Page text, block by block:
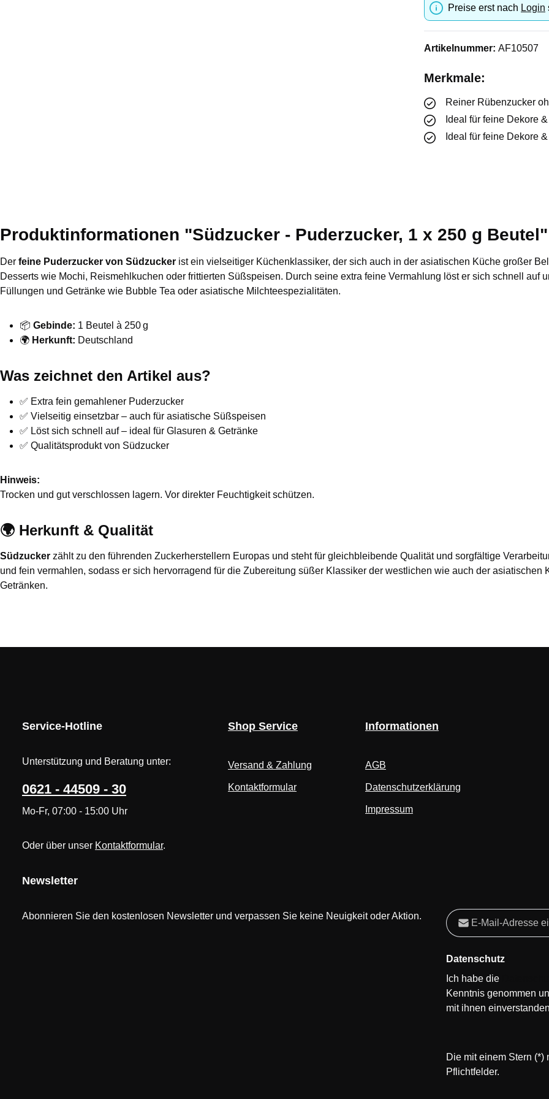
Preise erst nach Login
Artikelnummer: AF10507
Merkmale:
Reiner Rübenzucker
Ideal für feine Dekore
Ideal für feine Dekore
Produktinformationen "Südzucker - Puderzucker, 1 x 250 g Beutel"
Der feine Puderzucker von Südzucker ist ein vielseitiger Küchenklassiker, der sich auch in der asiatischen Küche großer
Desserts wie Mochi, Reismehlkuchen oder frittierten Süßspeisen. Durch seine extra feine Vermahlung löst er sich schnell auf
Füllungen und Getränke wie Bubble Tea oder asiatische Milchteespezialitäten.
📦 Gebinde: 1 Beutel à 250 g
🌍 Herkunft: Deutschland
Was zeichnet den Artikel aus?
✅ Extra fein gemahlener Puderzucker
✅ Vielseitig einsetzbar – auch für asiatische Süßspeisen
✅ Löst sich schnell auf – ideal für Glasuren & Getränke
✅ Qualitätsprodukt von Südzucker
Hinweis:
Trocken und gut verschlossen lagern. Vor direkter Feuchtigkeit schützen.
🌍 Herkunft & Qualität
Südzucker zählt zu den führenden Zuckerherstellern Europas und steht für gleichbleibende Qualität und sorgfältige
und fein vermahlen, sodass er sich hervorragend für die Zubereitung süßer Klassiker der westlichen wie auch der asiatischen
Getränken.
Service-Hotline
Unterstützung und Beratung unter:
0621 - 44509 - 30
Mo-Fr, 07:00 - 15:00 Uhr
Oder über unser Kontaktformular.
Shop Service
Versand & Zahlung
Kontaktformular
Informationen
AGB
Datenschutzerklärung
Impressum
Newsletter
Abonnieren Sie den kostenlosen Newsletter und verpassen Sie keine Neuigkeit oder Aktion. E-Mail-Adresse*
Datenschutz
Ich habe die
Kenntnis genommen
mit ihnen
Die mit einem Stern (*)
Pflichtfelder.